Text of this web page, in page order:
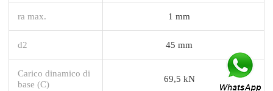
ra max. 1 mm
d2 45 mm
Carico dinamico di
base (C)
69,5 kN